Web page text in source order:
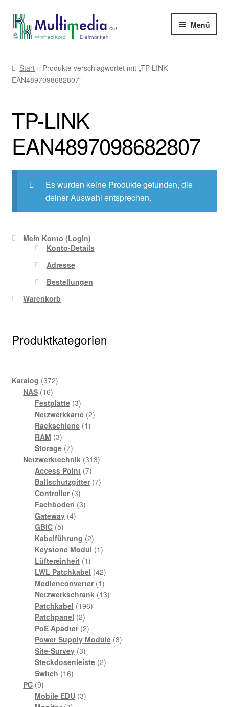
Zur
Navigation
Zum
Inhalt
Menü
Start
Produkte verschlagwortet mit „TP-LINK
EAN4897098682807“
TP-LINK
EAN4897098682807
Es wurden keine Produkte gefunden, die
deiner Auswahl entsprechen.
Mein Konto (Login)
Konto-Details
Adresse
Bestellungen
Warenkorb
Produktkategorien
Katalog 372372
NAS 1616
Produkte
Festplatte 33
Produkte
Netzwerkkarte 22
Rackschiene 11
RAM 33
Produkte
Storage 77
Produkte
Netzwerktechnik 313313
Access Point 77
Produkte
Ballschutzgitter 77
Controller 33
Produkte
Fachboden 33
Gateway 44
GBIC 55
Produkte
Kabelführung 22
Produkte
Keystone Modul 11
Lüftereinheit 11
Produkt
LWL Patchkabel 4242
Produkte
Medienconverter 11
Produkt
Netzwerkschrank 1313
Patchkabel 196196
Patchpanel 22
Produkte
PoE Apadter 22
Produkte
Power Supply Module 33
Site-Survey 33
Produkte
Steckdosenleiste 22
Switch 1616
PC 99
Produkte
Mobile EDU 33